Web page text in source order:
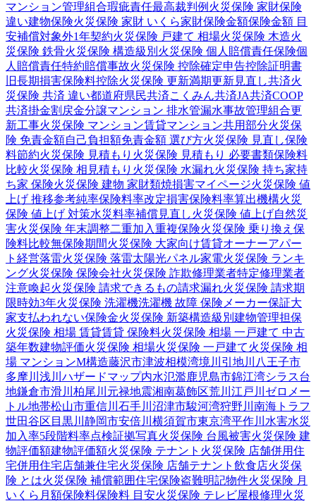
マンション管理組合瑕疵責任最高裁判例 火災保険 家財保険
違い建物保険火災保険 家財 いくら家財保険金額保険金額 目
安補償対象外1年契約火災保険 戸建て 相場火災保険 木造火
災保険 鉄骨火災保険 構造級別 火災保険 個人賠償責任保険個
人賠償責任特約賠償事故火災保険 控除確定申告控除証明書
旧長期損害保険料控除火災保険 更新満期更新見直し共済火
災保険 共済 違い都道府県民共済こくみん共済JA共済COOP
共済掛金割戻金分譲マンション 排水管漏水事故管理組合更
新工事火災保険 マンション賃貸マンション共用部分火災保
険 免責金額自己負担額免責金額 選び方火災保険 見直し保険
料節約火災保険 見積もり 火災保険 見積もり 必要書類保険料
比較火災保険 相見積もり 火災保険 水漏れ火災保険 持ち家持
ち家 保険火災保険 建物 家財類焼損害マイページ火災保険 値
上げ 推移参考純率保険料率改定損害保険料率算出機構火災
保険 値上げ 対策水災料率補償見直し火災保険 値上げ自然災
害火災保険 年末調整二重加入重複保険火災保険 乗り換え 保
険料比較無保険期間火災保険 大家向け賃貸オーナーアパー
ト経営落雷火災保険 落雷太陽光パネル家電火災保険 ランキ
ング火災保険 保険会社火災保険 詐欺修理業者特定修理業者
注意喚起火災保険 請求できるもの請求漏れ火災保険 請求期
限時効3年火災保険 洗濯機洗濯機 故障 保険 メーカー保証大
家支払われない保険金火災保険 新築構造級別 建物管理担保
火災保険 相場 賃貸賃貸 保険料火災保険 相場 一戸建て 中古
築年数建物評価火災保険 相場火災保険 一戸建て火災保険 相
場 マンションM構造藤沢市津波相模湾境川 引地川
八王子市
多摩川 浅川 ハザードマップ内水氾濫鹿児島市錦江湾シラス台
地鎌倉市滑川 柏尾川 元禄地震湘南葛飾区荒川 江戸川 ゼロメー
トル地帯松山市重信川 石手川 沼津市駿河湾狩野川 南海トラフ
世田谷区 目黒川 静岡市安倍川 横須賀市東京湾平作川 水害水災
加入率5段階料率点検証拠写真火災保険 台風被害火災保険 建
物評価額建物評価額火災保険 テナント 火災保険 店舗併用住
宅併用住宅店舗兼住宅火災保険 店舗テナント 飲食店火災保
険 とは火災保険 補償範囲住宅保険盗難明記物件火災保険 月
いくら 月額保険料保険料 目安火災保険 テレビ屋根修理火災